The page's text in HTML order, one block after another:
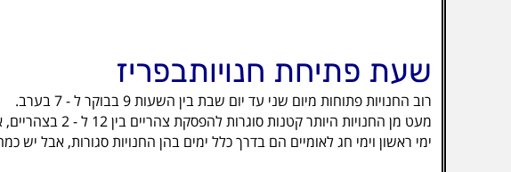
שעת פתיחת חנויותבפריז
רוב החנויות פתוחות מיום שני עד יום שבת בין השעות 9 בבוקר ל - 7 בערב.
מעט מן החנויות היותר קטנות סוגרות להפסקת צהריים בין 12 ל - 2 בצהריים, או סגורות לגמרי בימי שני.
ימי ראשון וימי חג לאומיים הם בדרך כלל ימים בהן החנויות סגורות, אבל